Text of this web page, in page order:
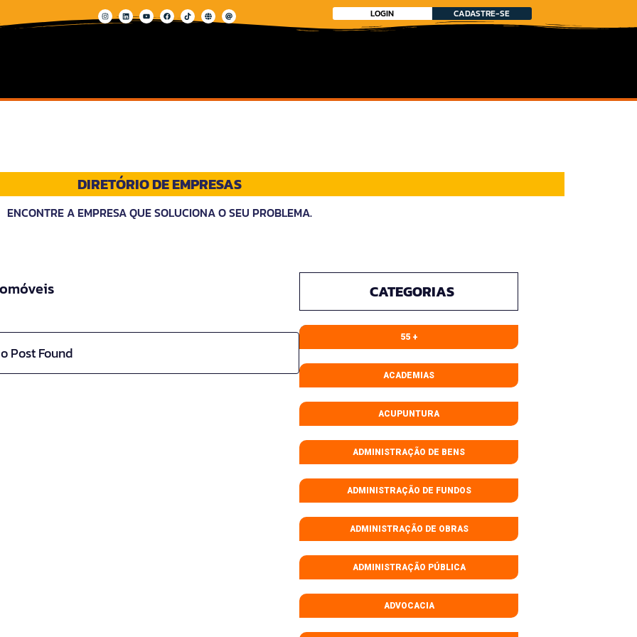
LOGIN CADASTRE-SE
DIRETÓRIO DE EMPRESAS
ENCONTRE A EMPRESA QUE SOLUCIONA O SEU PROBLEMA.
Post Found
CATEGORIAS
55 +
ACADEMIAS
ACUPUNTURA
ADMINISTRAÇÃO DE BENS
ADMINISTRAÇÃO DE FUNDOS
ADMINISTRAÇÃO DE OBRAS
ADMINISTRAÇÃO PÚBLICA
ADVOCACIA